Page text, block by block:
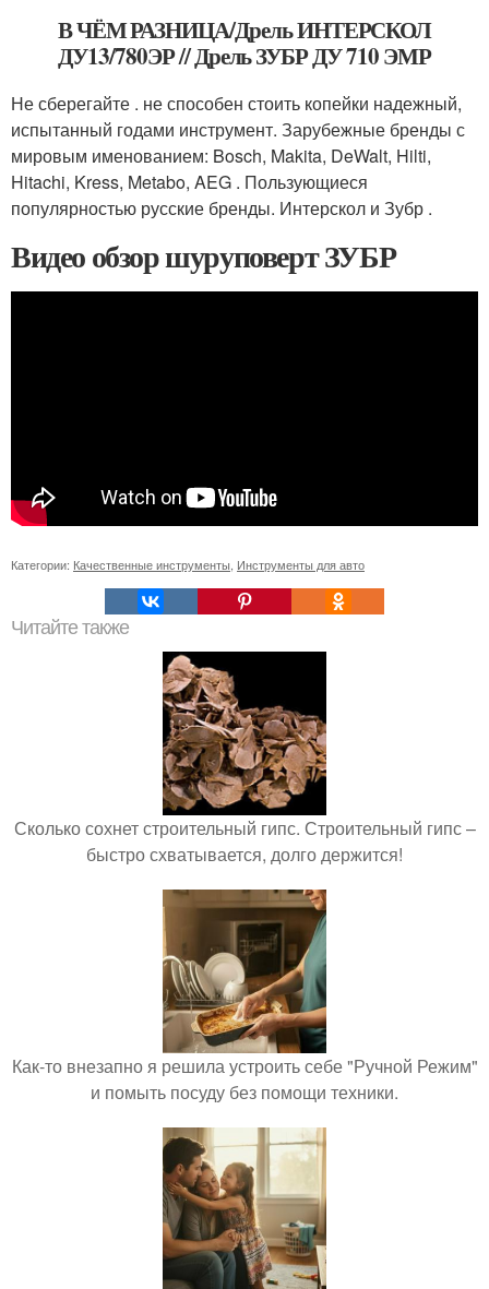
В ЧЁМ РАЗНИЦА/Дрель ИНТЕРСКОЛ
ДУ13/780ЭР // Дрель ЗУБР ДУ 710 ЭМР
Не сберегайте . не способен стоить копейки надежный,
испытанный годами инструмент. Зарубежные бренды с
мировым именованием: Bosch, Makita, DeWalt, Hilti,
Hitachi, Kress, Metabo, AEG . Пользующиеся
популярностью русские бренды. Интерскол и Зубр .
Видео обзор шуруповерт ЗУБР
Категории: Качественные инструменты Инструменты для авто
Читайте также
Сколько сохнет строительный гипс. Строительный гипс –
быстро схватывается, долго держится!
Как-то внезапно я решила устроить себе "Ручной Режим"
и помыть посуду без помощи техники.